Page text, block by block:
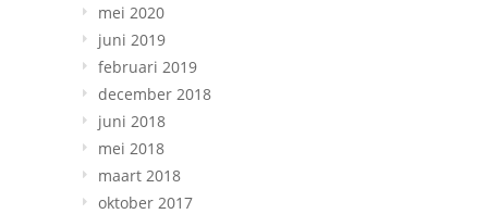
mei 2020
juni 2019
februari 2019
december 2018
juni 2018
mei 2018
maart 2018
oktober 2017